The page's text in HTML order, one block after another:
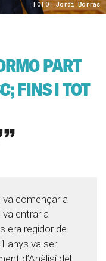
FOTO: Jordi Borràs
PART
FINS I TOT
va començar a
va entrar a
era regidor de
anys va ser
d’Anàlisi del